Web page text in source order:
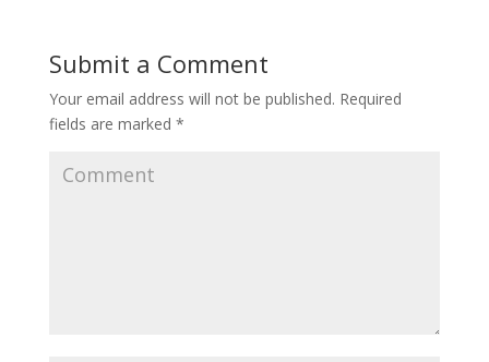
Submit a Comment
Your email address will not be published. Required
fields are marked *